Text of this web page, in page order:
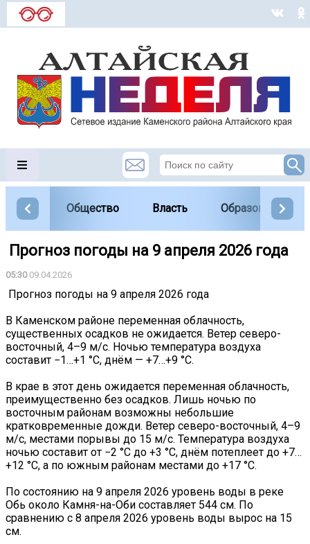
Общество Власть Образование
️ Прогноз погоды на 9 апреля 2026 года
05:3009.04.2026
️ Прогноз погоды на 9 апреля 2026 года
В Каменском районе переменная облачность,
существенных осадков не ожидается. Ветер северо-
восточный, 4–9 м/с. Ночью температура воздуха
составит −1…+1 °C, днём — +7…+9 °C.
В крае в этот день ожидается переменная облачность,
преимущественно без осадков. Лишь ночью по
восточным районам возможны небольшие
кратковременные дожди. Ветер северо-восточный, 4–9
м/с, местами порывы до 15 м/с. Температура воздуха
ночью составит от −2 °C до +3 °C, днём потеплеет до +7…
+12 °C, а по южным районам местами до +17 °C.
По состоянию на 9 апреля 2026 уровень воды в реке
Обь около Камня-на-Оби составляет 544 см. По
сравнению с 8 апреля 2026 уровень воды вырос на 15
см.